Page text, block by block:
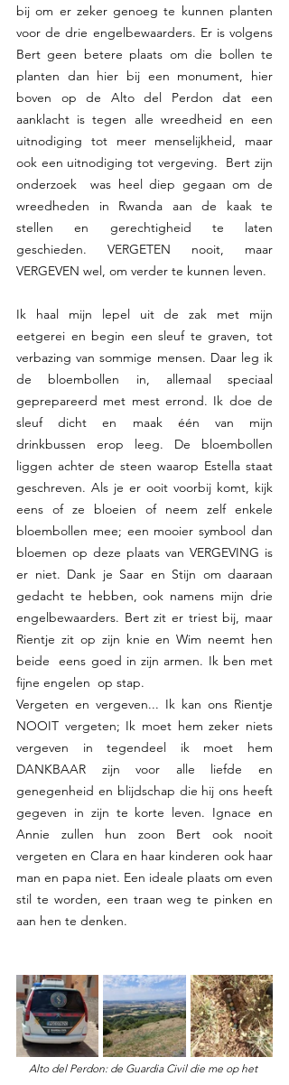
bij om er zeker genoeg te kunnen planten
voor de drie engelbewaarders. Er is volgens
Bert geen betere plaats om die bollen te
planten dan hier bij een monument, hier
boven op de Alto del Perdon dat een
aanklacht is tegen alle wreedheid en een
uitnodiging tot meer menselijkheid, maar
ook een uitnodiging tot vergeving.  Bert zijn
onderzoek  was heel diep gegaan om de
wreedheden in Rwanda aan de kaak te
stellen en gerechtigheid te laten
geschieden. VERGETEN nooit, maar
VERGEVEN wel, om verder te kunnen leven.
Ik haal mijn lepel uit de zak met mijn
eetgerei en begin een sleuf te graven, tot
verbazing van sommige mensen. Daar leg ik
de bloembollen in, allemaal speciaal
geprepareerd met mest errond. Ik doe de
sleuf dicht en maak één van mijn
drinkbussen erop leeg. De bloembollen
liggen achter de steen waarop Estella staat
geschreven. Als je er ooit voorbij komt, kijk
eens of ze bloeien of neem zelf enkele
bloembollen mee; een mooier symbool dan
bloemen op deze plaats van VERGEVING is
er niet. Dank je Saar en Stijn om daaraan
gedacht te hebben, ook namens mijn drie
engelbewaarders. Bert zit er triest bij, maar
Rientje zit op zijn knie en Wim neemt hen
beide  eens goed in zijn armen. Ik ben met
fijne engelen  op stap.
Vergeten en vergeven... Ik kan ons Rientje
NOOIT vergeten; Ik moet hem zeker niets
vergeven in tegendeel ik moet hem
DANKBAAR zijn voor alle liefde en
genegenheid en blijdschap die hij ons heeft
gegeven in zijn te korte leven. Ignace en
Annie zullen hun zoon Bert ook nooit
vergeten en Clara en haar kinderen ook haar
man en papa niet. Een ideale plaats om even
stil te worden, een traan weg te pinken en
aan hen te denken.
Alto del Perdon: de Guardia Civil die me op het